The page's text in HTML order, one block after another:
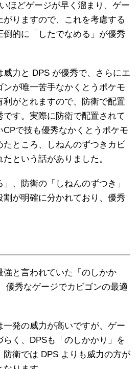
ほどゲージが早く溜まり、ゲー
がりますので、これを考慮する
倒的に「したでなめる」が優秀
威力と DPS が優秀で、さらにエ
ンが唯一苦手なかくとうポケモ
利がとれますので、防衛で配置
す。実際に防衛で配置されて
で技も優秀なかくとうポケモ
たところ、しねんのずつきカビ
という話がありました。
、防衛の「しねんのずつき」
割が明確に分かれており、優秀
強と言われていた「のしかか
優秀なゲージでカビゴンの最適
一発の威力が高いですが、ゲー
らく、DPSも「のしかかり」を
防衛では DPS よりも威力の方が